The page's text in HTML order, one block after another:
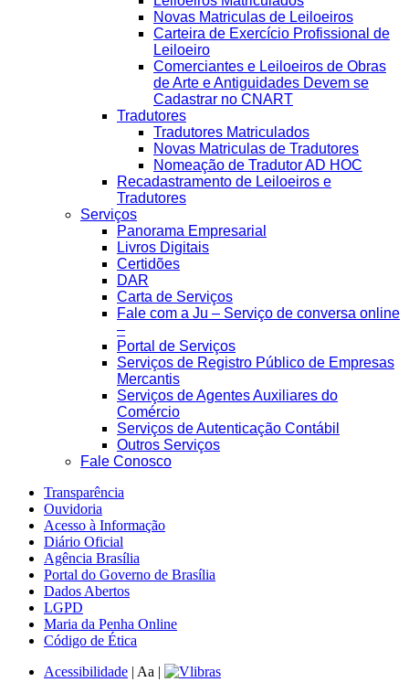
Novas Matriculas de Leiloeiros
Carteira de Exercício Profissional de
Leiloeiro
Comerciantes e Leiloeiros de Obras
de Arte e Antiguidades Devem se
Cadastrar no CNART
Tradutores
Tradutores Matriculados
Novas Matriculas de Tradutores
Nomeação de Tradutor AD HOC
Recadastramento de Leiloeiros e
Tradutores
Serviços
Panorama Empresarial
Livros Digitais
Certidões
DAR
Carta de Serviços
Fale com a Ju – Serviço de conversa online
–
Portal de Serviços
Serviços de Registro Público de Empresas
Mercantis
Serviços de Agentes Auxiliares do
Comércio
Serviços de Autenticação Contábil
Outros Serviços
Fale Conosco
Transparência
Ouvidoria
Acesso à Informação
Diário Oficial
Agência Brasília
Portal do Governo de Brasília
Dados Abertos
LGPD
Maria da Penha Online
Código de Ética
Acessibilidade | Aa |